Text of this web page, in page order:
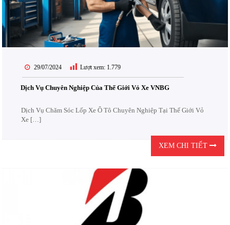
29/07/2024 Lượt xem: 1.779
Dịch Vụ Chuyên Nghiệp Của Thế Giới Vỏ Xe VNBG
Dịch Vụ Chăm Sóc Lốp Xe Ô Tô Chuyên Nghiệp Tại Thế Giới Vỏ
Xe […]
XEM CHI TIẾT